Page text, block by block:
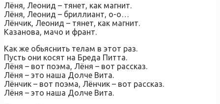
Лёня, Леонид – тянет, как магнит.
Лёня, Леонид – бриллиант, о-о…
Лёнчик, Леонид – тянет, как магнит.
Казанова, мачо и франт.
Как же обьяснить телам в этот раз.
Пусть они косят на Бреда Питта.
Лёня – вот поэма, Лёня – вот рассказ.
Лёня – это наша Долче Вита.
Лёнчик – вот поэма, Лёнчик – вот рассказ.
Лёня – это наша Долче Вита.